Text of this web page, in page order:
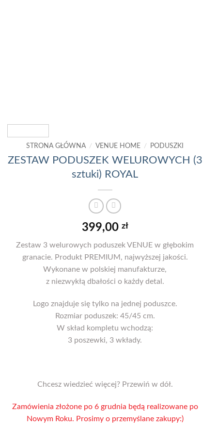
STRONA GŁÓWNA / VENUE HOME / PODUSZKI
ZESTAW PODUSZEK WELUROWYCH (3
sztuki) ROYAL
399,00 zł
Zestaw 3 welurowych poduszek VENUE w głębokim
granacie. Produkt PREMIUM, najwyższej jakości.
Wykonane w polskiej manufakturze,
z niezwykłą dbałości o każdy detal.
Logo znajduje się tylko na jednej poduszce.
Rozmiar poduszek: 45/45 cm.
W skład kompletu wchodzą:
3 poszewki, 3 wkłady.
Chcesz wiedzieć więcej? Przewiń w dół.
Zamówienia złożone po 6 grudnia będą realizowane po
Nowym Roku. Prosimy o przemyślane zakupy:)